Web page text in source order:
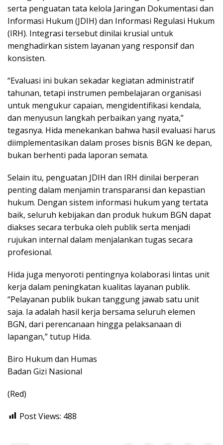
serta penguatan tata kelola Jaringan Dokumentasi dan
Informasi Hukum (JDIH) dan Informasi Regulasi Hukum
(IRH). Integrasi tersebut dinilai krusial untuk
menghadirkan sistem layanan yang responsif dan
konsisten.
“Evaluasi ini bukan sekadar kegiatan administratif
tahunan, tetapi instrumen pembelajaran organisasi
untuk mengukur capaian, mengidentifikasi kendala,
dan menyusun langkah perbaikan yang nyata,”
tegasnya. Hida menekankan bahwa hasil evaluasi harus
diimplementasikan dalam proses bisnis BGN ke depan,
bukan berhenti pada laporan semata.
Selain itu, penguatan JDIH dan IRH dinilai berperan
penting dalam menjamin transparansi dan kepastian
hukum. Dengan sistem informasi hukum yang tertata
baik, seluruh kebijakan dan produk hukum BGN dapat
diakses secara terbuka oleh publik serta menjadi
rujukan internal dalam menjalankan tugas secara
profesional.
Hida juga menyoroti pentingnya kolaborasi lintas unit
kerja dalam peningkatan kualitas layanan publik.
“Pelayanan publik bukan tanggung jawab satu unit
saja. Ia adalah hasil kerja bersama seluruh elemen
BGN, dari perencanaan hingga pelaksanaan di
lapangan,” tutup Hida.
Biro Hukum dan Humas
Badan Gizi Nasional
(Red)
Post Views: 488